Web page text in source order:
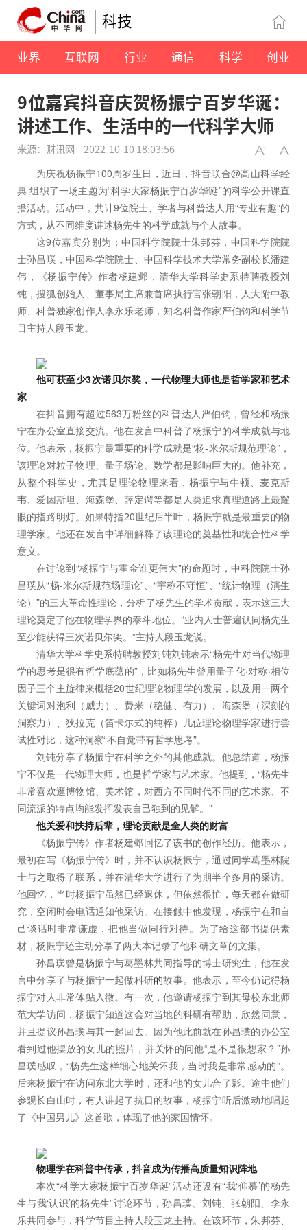
科技
业界 互联网 行业 通信 科学 创业
9位嘉宾抖音庆贺杨振宁百岁华诞：
讲述工作、生活中的一代科学大师
来源：财讯网 2022-10-10 18:03:56
为庆祝杨振宁100周岁生日，近日，抖音联合@高山科学经
典 组织了一场主题为“科学大家杨振宁百岁华诞”的科学公开课直
播活动。活动中，共计9位院士、学者与科普达人用“专业有趣”的
方式，从不同维度讲述杨先生的科学成就与个人故事。
这9位嘉宾分别为：中国科学院院士朱邦芬，中国科学院院
士孙昌璞，中国科学院院士、中国科学技术大学常务副校长潘建
伟，《杨振宁传》作者杨建邺，清华大学科学史系特聘教授刘
钝，搜狐创始人、董事局主席兼首席执行官张朝阳，人大附中教
师、科普独家创作人李永乐老师，知名科普作家严伯钧和科学节
目主持人段玉龙。
他可获至少3次诺贝尔奖，一代物理大师也是哲学家和艺术
家
在抖音拥有超过563万粉丝的科普达人严伯钧，曾经和杨振
宁在办公室直接交流。他在发言中科普了杨振宁的科学成就与地
位。他表示，杨振宁最重要的科学成就是“杨-米尔斯规范理论”，
该理论对粒子物理、量子场论、数学都是影响巨大的。他补充，
从整个科学史，尤其是理论物理来看，杨振宁与牛顿、麦克斯
韦、爱因斯坦、海森堡、薛定谔等都是人类追求真理道路上最耀
眼的指路明灯。如果特指20世纪后半叶，杨振宁就是最重要的物
理学家。他还在发言中详细解释了该理论的奠基性和统合性科学
意义。
在讨论到“杨振宁与霍金谁更伟大”的命题时，中科院院士孙
昌璞从“杨-米尔斯规范场理论”、“宇称不守恒”、“统计物理（演生
论）”的三大革命性理论，分析了杨先生的学术贡献，表示这三大
理论奠定了他在物理学界的泰斗地位。“业内人士普遍认同杨先生
至少能获得三次诺贝尔奖。”主持人段玉龙说。
清华大学科学史系特聘教授刘钝刘钝表示“杨先生对当代物理
学的思考是很有哲学底蕴的”，比如杨先生曾用量子化·对称·相位
因子三个主旋律来概括20世纪理论物理学的发展，以及用一两个
关键词对泡利（威力）、费米（稳健、有力）、海森堡（深刻的
洞察力）、狄拉克（笛卡尔式的纯粹）几位理论物理学家进行尝
试性对比，这种洞察“不自觉带有哲学思考”。
刘钝分享了杨振宁在科学之外的其他成就。他总结道，杨振
宁不仅是一代物理大师，也是哲学家与艺术家。他提到，“杨先生
非常喜欢逛博物馆、美术馆，对西方不同时代不同的艺术家、不
同流派的特点均能发挥发表自己独到的见解。”
他关爱和扶持后辈，理论贡献是全人类的财富
《杨振宁传》作者杨建邺回忆了该书的创作经历。他表示 ，
最初在写《杨振宁传》时，并不认识杨振宁，通过同学葛墨林院
士与之取得了联系，并在清华大学进行了为期半个多月的采访。
他回忆，当时杨振宁虽然已经退休，但依然很忙，每天都在做研
究，空闲时会电话通知他采访。在接触中他发现，杨振宁在和自
己谈话时非常谦虚，把他当做同行对待。为了给这部书提供素
材，杨振宁还主动分享了两大本记录了他科研文章的文集。
孙昌璞曾是杨振宁与葛墨林共同指导的博士研究生，他在发
言中分享了与杨振宁一起做科研的故事。他表示，至今仍记得杨
振宁对人非常体贴入微。有一次，他邀请杨振宁到其母校东北师
范大学访问，杨振宁知道这会对当地的科研有帮助，欣然同意，
并且提议孙昌璞与其一起回去。因为他此前就在孙昌璞的办公室
看到过他摆放的女儿的照片，并关怀的问他“是不是很想家？”孙
昌璞感叹，“杨先生这样细心地关怀我，当时我是非常感动的”。
后来杨振宁在访问东北大学时，还和他的女儿合了影。途中他们
参观长白山时，有人讲起了抗日的故事，杨振宁听后激动地唱起
了《中国男儿》这首歌，体现了他的家国情怀。
物理学在科普中传承，抖音成为传播高质量知识阵地
本次“科学大家杨振宁百岁华诞”活动还设有“我‘仰慕’的杨先
生与我‘认识’的杨先生”讨论环节，孙昌璞、刘钝、张朝阳、李永
乐共同参与，科学节目主持人段玉龙主持。在该环节，朱邦芬、